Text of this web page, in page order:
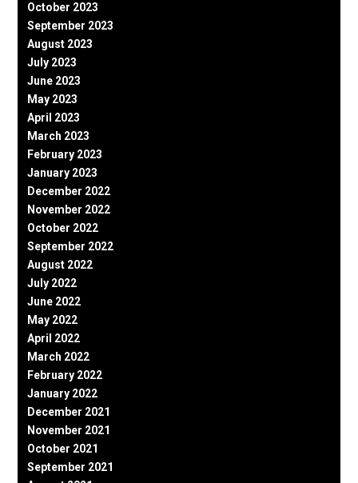
October 2023
September 2023
August 2023
July 2023
June 2023
May 2023
April 2023
March 2023
February 2023
January 2023
December 2022
November 2022
October 2022
September 2022
August 2022
July 2022
June 2022
May 2022
April 2022
March 2022
February 2022
January 2022
December 2021
November 2021
October 2021
September 2021